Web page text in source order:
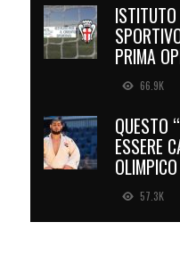
PRIMA
66.9K
QUESTO
ESSERE
OLIMPICO
57.3K